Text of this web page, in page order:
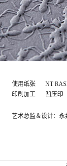
使用纸张
NT
印刷加工
凹压印
艺术总监＆设计：永